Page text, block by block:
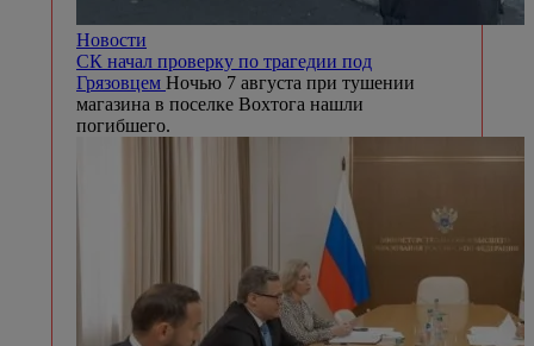
Новости
СК начал проверку по трагедии под
Грязовцем Ночью 7 августа при тушении
магазина в поселке Вохтога нашли
погибшего.